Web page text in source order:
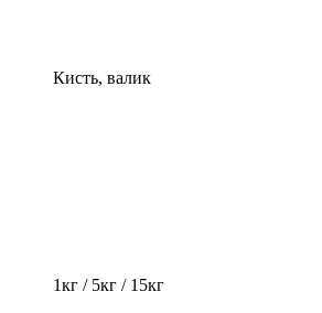
Кисть, валик
1кг / 5кг / 15кг